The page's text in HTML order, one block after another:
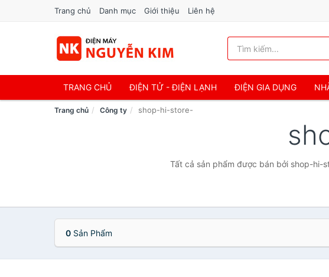
Trang chủ Danh mục Giới thiệu Liên hệ
TRANG CHỦ ĐIỆN TỬ - ĐIỆN LẠNH ĐIỆN GIA DỤNG
Trang chủ Công ty shop-hi-store-
Tất cả sản phẩm được bán bởi shop-hi-
0 Sản Phẩm